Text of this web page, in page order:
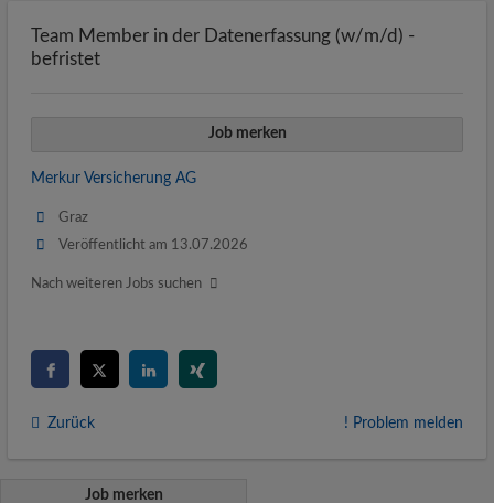
Job merken
Team Member in der Datenerfassung (w/m/d) -
befristet
Job merken
Merkur Versicherung AG
Graz
Veröffentlicht am 13.07.2026
Nach weiteren Jobs suchen
Zurück ! Problem melden